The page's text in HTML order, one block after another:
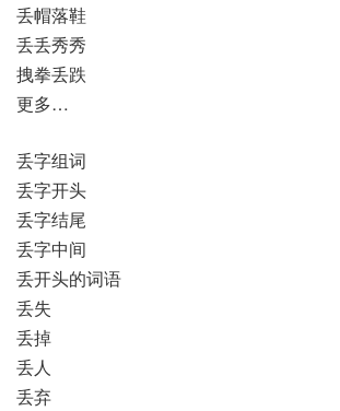
丢帽落鞋
丢丢秀秀
拽拳丢跌
更多…
丢字组词
丢字开头
丢字结尾
丢字中间
丢开头的词语
丢失
丢掉
丢人
丢弃